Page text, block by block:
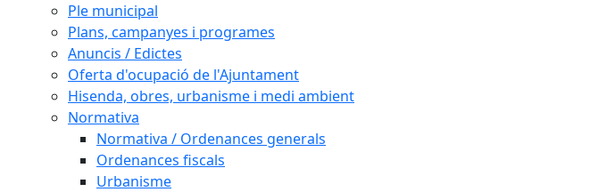
Ple municipal
Plans, campanyes i programes
Anuncis / Edictes
Oferta d'ocupació de l'Ajuntament
Hisenda, obres, urbanisme i medi ambient
Normativa
Normativa / Ordenances generals
Ordenances fiscals
Urbanisme